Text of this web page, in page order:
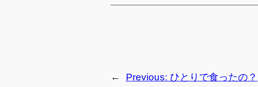
← Previous: ひとりで食ったの？